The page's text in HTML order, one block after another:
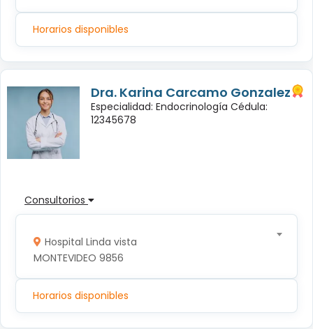
Horarios disponibles
Dra. Karina Carcamo Gonzalez
Especialidad: Endocrinología Cédula:
12345678
Consultorios
Hospital Linda vista
MONTEVIDEO 9856
Horarios disponibles